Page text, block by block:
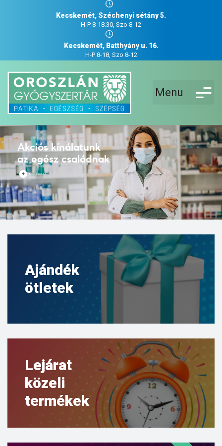
Kecskemét, Széchenyi sétány 5.
H-P 8-18.30, Szo 8-12
Kecskemét, Batthyány u. 16.
H-P 8-18, Szo 8-12
Menu
AKCIÓS ÚJSÁG
Akciós kínálatunk
az egész családnak
Ajándék
ötletek
Lejárat
közeli
termékek